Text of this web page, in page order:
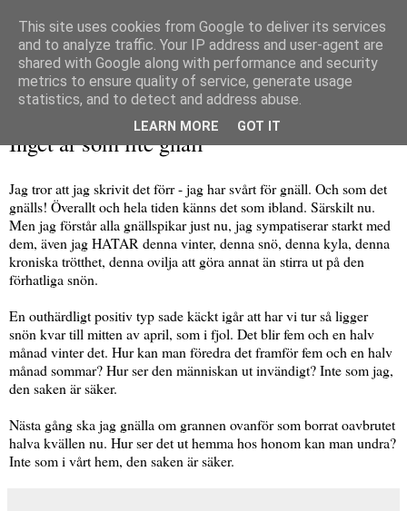
Inget är som lite gnäll
Jag tror att jag skrivit det förr - jag har svårt för gnäll. Och som det
gnälls! Överallt och hela tiden känns det som ibland. Särskilt nu.
Men jag förstår alla gnällspikar just nu, jag sympatiserar starkt med
dem, även jag HATAR denna vinter, denna snö, denna kyla, denna
kroniska trötthet, denna ovilja att göra annat än stirra ut på den
förhatliga snön.
En outhärdligt positiv typ sade käckt igår att har vi tur så ligger
snön kvar till mitten av april, som i fjol. Det blir fem och en halv
månad vinter det. Hur kan man föredra det framför fem och en halv
månad sommar? Hur ser den människan ut invändigt? Inte som jag,
den saken är säker.
Nästa gång ska jag gnälla om grannen ovanför som borrat oavbrutet
halva kvällen nu. Hur ser det ut hemma hos honom kan man undra?
Inte som i vårt hem, den saken är säker.
This site uses cookies from Google to deliver its services
and to analyze traffic. Your IP address and user-agent are
shared with Google along with performance and security
metrics to ensure quality of service, generate usage
statistics, and to detect and address abuse.
LEARN MORE GOT IT